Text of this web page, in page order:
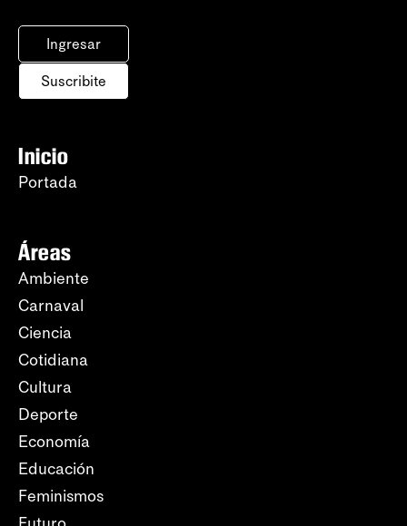
Ingresar
Suscribite
Inicio
Portada
Áreas
Ambiente
Carnaval
Ciencia
Cotidiana
Cultura
Deporte
Economía
Educación
Feminismos